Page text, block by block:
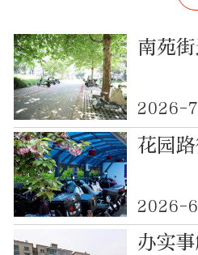
南苑
2026-
花园
2026-
办实